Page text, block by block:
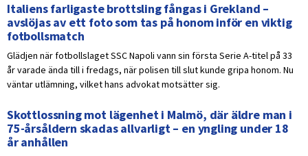
Italiens farligaste brottsling fångas i Grekland –
avslöjas av ett foto som tas på honom inför en viktig
fotbollsmatch
Glädjen när fotbollslaget SSC Napoli vann sin första Serie A-titel på 33
år varade ända till i fredags, när polisen till slut kunde gripa honom. Nu
väntar utlämning, vilket hans advokat motsätter sig.
Skottlossning mot lägenhet i Malmö, där äldre man i
75-årsåldern skadas allvarligt – en yngling under 18
år anhållen